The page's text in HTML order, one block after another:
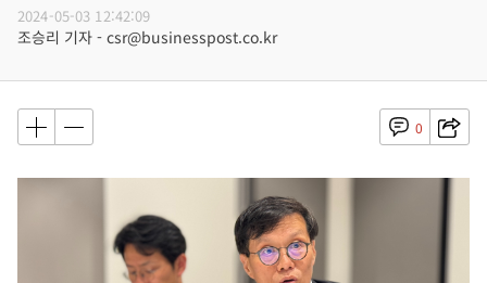
2024-05-03 12:42:09
조승리 기자 - csr@businesspost.co.kr
0